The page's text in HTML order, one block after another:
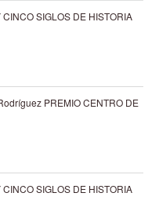
SIGLOS DE HISTORIA
PREMIO CENTRO DE
SIGLOS DE HISTORIA